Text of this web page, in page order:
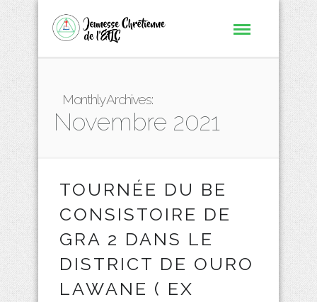
Monthly Archives:
Novembre 2021
TOURNÉE DU BE
CONSISTOIRE DE
GRA 2 DANS LE
DISTRICT DE OURO
LAWANE ( EX